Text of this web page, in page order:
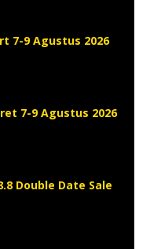
7-9 Agustus 2026
7-9 Agustus 2026
Double Date Sale